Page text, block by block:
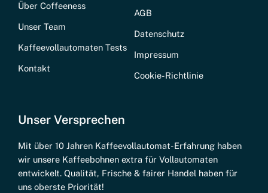
Über Coffeeness
Unser Team
Kaffeevollautomaten Tests
Kontakt
AGB
Datenschutz
Impressum
Cookie-Richtlinie
Unser Versprechen
Mit über 10 Jahren Kaffeevollautomat-Erfahrung haben
wir unsere Kaffeebohnen extra für Vollautomaten
entwickelt. Qualität, Frische & fairer Handel haben für
uns oberste Priorität!